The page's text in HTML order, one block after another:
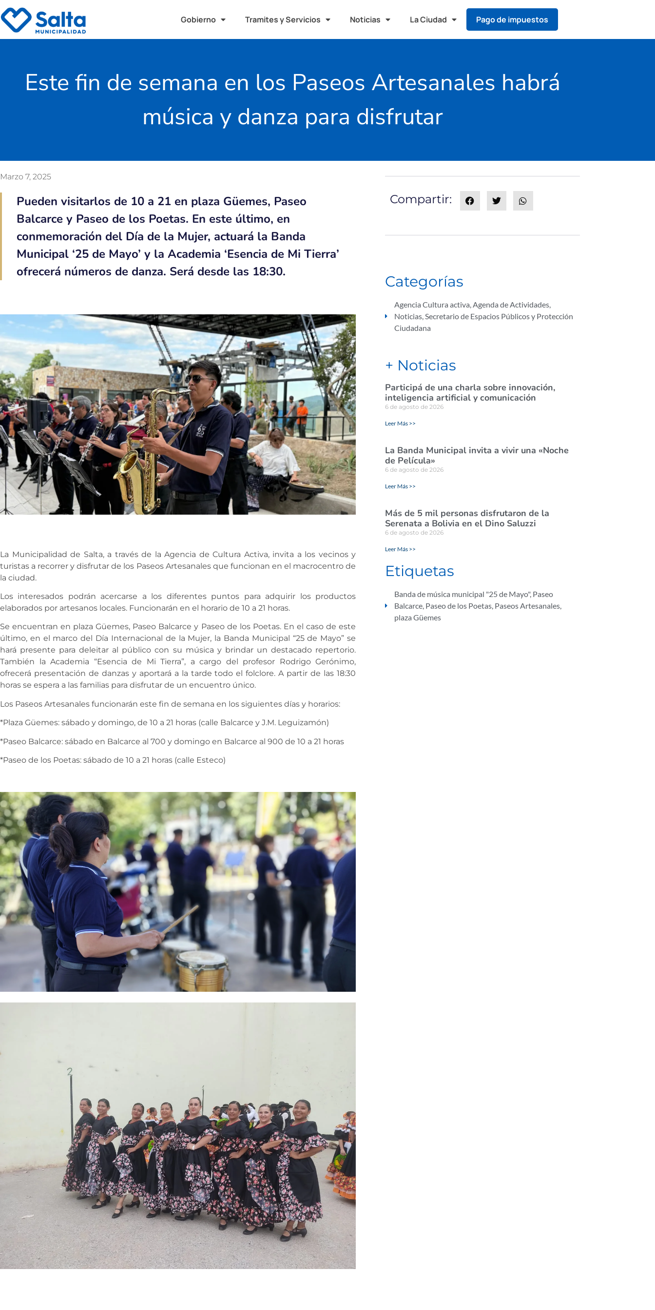
Gobierno Tramites y Servicios Noticias La Ciudad Pago de impuestos
Este fin de semana en los Paseos Artesanales habrá
música y danza para disfrutar
Marzo 7, 2025
Pueden visitarlos de 10 a 21 en plaza Güemes, Paseo
Balcarce y Paseo de los Poetas. En este último, en
conmemoración del Día de la Mujer, actuará la Banda
Municipal ‘25 de Mayo’ y la Academia ‘Esencia de Mi Tierra’
ofrecerá números de danza. Será desde las 18:30.
La Municipalidad de Salta, a través de la Agencia de Cultura Activa, invita a los vecinos y
turistas a recorrer y disfrutar de los Paseos Artesanales que funcionan en el macrocentro de
la ciudad.
Los interesados podrán acercarse a los diferentes puntos para adquirir los productos
elaborados por artesanos locales. Funcionarán en el horario de 10 a 21 horas.
Se encuentran en plaza Güemes, Paseo Balcarce y Paseo de los Poetas. En el caso de este
último, en el marco del Día Internacional de la Mujer, la Banda Municipal “25 de Mayo” se
hará presente para deleitar al público con su música y brindar un destacado repertorio.
También la Academia “Esencia de Mi Tierra”, a cargo del profesor Rodrigo Gerónimo,
ofrecerá presentación de danzas y aportará a la tarde todo el folclore. A partir de las 18:30
horas se espera a las familias para disfrutar de un encuentro único.
Los Paseos Artesanales funcionarán este fin de semana en los siguientes días y horarios:
*Plaza Güemes: sábado y domingo, de 10 a 21 horas (calle Balcarce y J.M. Leguizamón)
*Paseo Balcarce: sábado en Balcarce al 700 y domingo en Balcarce al 900 de 10 a 21 horas
*Paseo de los Poetas: sábado de 10 a 21 horas (calle Esteco)
Compartir:
Categorías
Agencia Cultura activa,Agenda de Actividades,
Noticias,Secretario de Espacios Públicos y Protección
Ciudadana
+ Noticias
Participá de una charla sobre innovación,
inteligencia artificial y comunicación
6 de agosto de 2026
Leer Más >>
La Banda Municipal invita a vivir una «Noche
de Película»
6 de agosto de 2026
Leer Más >>
Más de 5 mil personas disfrutaron de la
Serenata a Bolivia en el Dino Saluzzi
6 de agosto de 2026
Leer Más >>
Etiquetas
Banda de música municipal "25 de Mayo", Paseo
Balcarce, Paseo de los Poetas, Paseos Artesanales,
plaza Güemes